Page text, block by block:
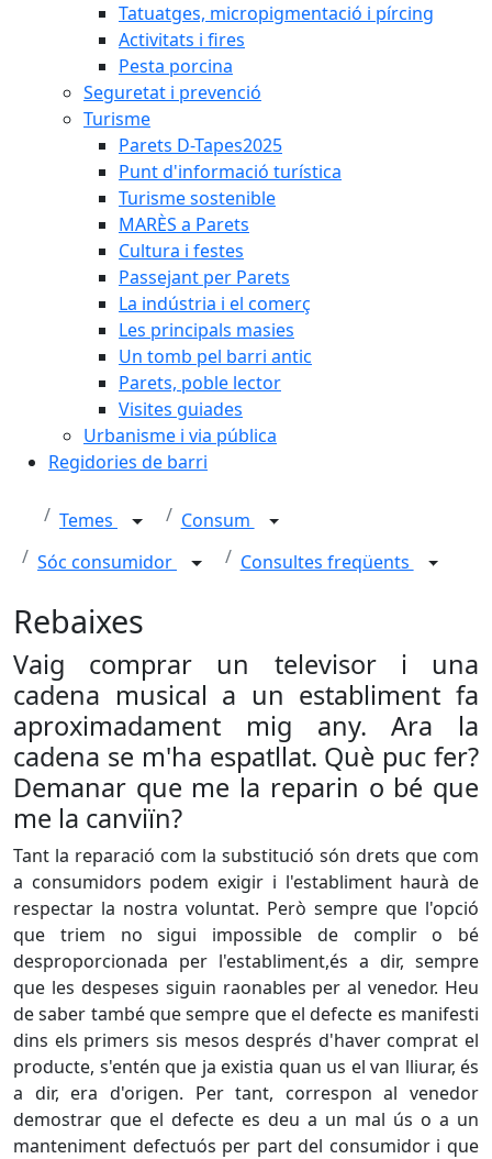
Tatuatges, micropigmentació i pírcing
Activitats i fires
Pesta porcina
Seguretat i prevenció
Turisme
Parets D-Tapes2025
Punt d'informació turística
Turisme sostenible
MARÈS a Parets
Cultura i festes
Passejant per Parets
La indústria i el comerç
Les principals masies
Un tomb pel barri antic
Parets, poble lector
Visites guiades
Urbanisme i via pública
Regidories de barri
Temes
Consum
Sóc consumidor
Consultes freqüents
Rebaixes
Vaig comprar un televisor i una
cadena musical a un establiment fa
aproximadament mig any. Ara la
cadena se m'ha espatllat. Què puc fer?
Demanar que me la reparin o bé que
me la canviïn?
Tant la reparació com la substitució són drets que com
a consumidors podem exigir i l'establiment haurà de
respectar la nostra voluntat. Però sempre que l'opció
que triem no sigui impossible de complir o bé
desproporcionada per l'establiment,és a dir, sempre
que les despeses siguin raonables per al venedor. Heu
de saber també que sempre que el defecte es manifesti
dins els primers sis mesos després d'haver comprat el
producte, s'entén que ja existia quan us el van lliurar, és
a dir, era d'origen. Per tant, correspon al venedor
demostrar que el defecte es deu a un mal ús o a un
manteniment defectuós per part del consumidor i que